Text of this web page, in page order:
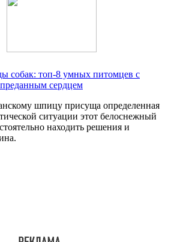
собак: топ-8 умных питомцев с
сердцем
шпицу присуща определенная
ситуации этот белоснежный
находить решения и